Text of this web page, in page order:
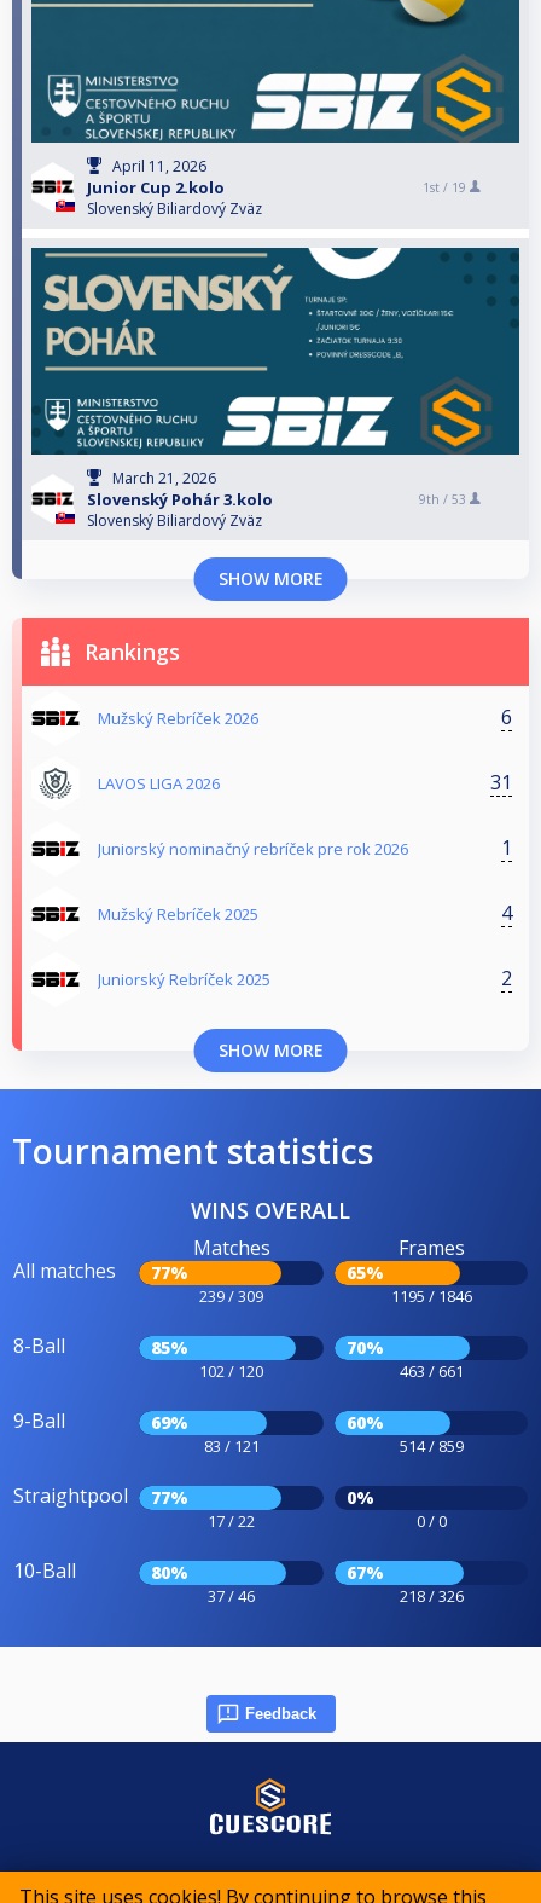
This site uses cookies! By continuing to browse this
April 11, 2026
Junior Cup 2.kolo
Slovenský Biliardový Zväz
1st / 19
March 21, 2026
Slovenský Pohár 3.kolo
Slovenský Biliardový Zväz
9th / 53
SHOW MORE
Rankings
Mužský Rebríček 2026 6
LAVOS LIGA 2026 31
Juniorský nominačný rebríček pre rok 2026 1
Mužský Rebríček 2025 4
Juniorský Rebríček 2025 2
SHOW MORE
Tournament statistics
WINS OVERALL
All matches
Matches
77%
239 / 309
Frames
65%
1195 / 1846
8-Ball 85%
102 / 120
70%
463 / 661
9-Ball 69%
83 / 121
60%
514 / 859
Straightpool 77%
17 / 22
0%
0 / 0
10-Ball 80%
37 / 46
67%
218 / 326
Feedback
© 2015-2026 CueScore International